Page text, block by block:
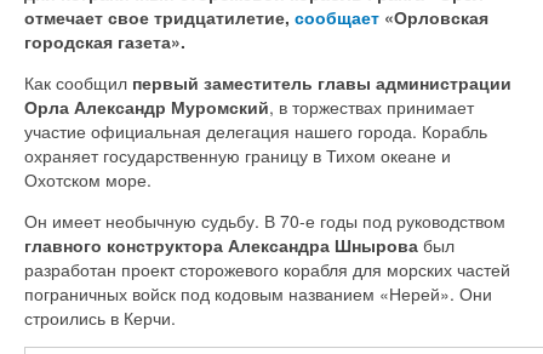
отмечает свое тридцатилетие, сообщает «Орловская
городская газета».
Как сообщил первый заместитель главы администрации
Орла Александр Муромский, в торжествах принимает
участие официальная делегация нашего города. Корабль
охраняет государственную границу в Тихом океане и
Охотском море.
Он имеет необычную судьбу. В 70-­е годы под руководством
главного конструктора Александра Шнырова был
разработан проект сторожевого корабля для морских частей
пограничных войск под кодовым названием «Нерей». Они
строились в Керчи.